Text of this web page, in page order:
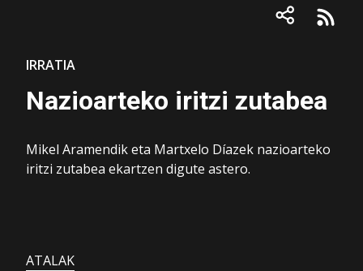
IRRATIA
Nazioarteko iritzi zutabea
Mikel Aramendik eta Martxelo Díazek nazioarteko
iritzi zutabea ekartzen digute astero.
ATALAK